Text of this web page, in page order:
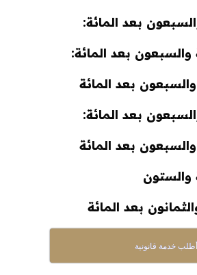
بعد المائة:
والسبعون بعد المائة:
بعد المائة
بعد المائة:
بعد المائة
والستون
بعد المائة
أطلب خدمة قانونية